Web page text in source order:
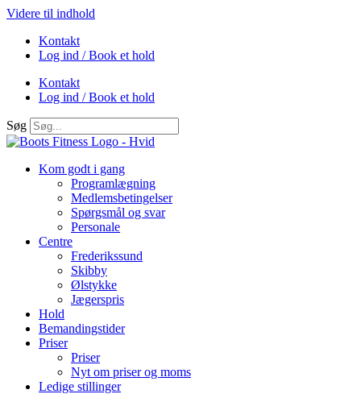
Videre til indhold
Kontakt
Log ind / Book et hold
Kontakt
Log ind / Book et hold
Søg
Kom godt i gang
Programlægning
Medlemsbetingelser
Spørgsmål og svar
Personale
Centre
Frederikssund
Skibby
Ølstykke
Jægerspris
Hold
Bemandingstider
Priser
Priser
Nyt om priser og moms
Ledige stillinger